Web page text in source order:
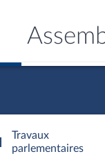
Travaux
parlementaires